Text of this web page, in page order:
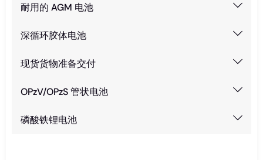
耐用的 AGM 电池
深循环胶体电池
现货货物准备交付
OPzV/OPzS 管状电池
磷酸铁锂电池